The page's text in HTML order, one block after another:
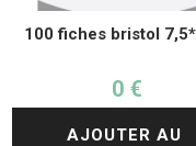
100 fiches bristol
0 €
AJOUTER AU